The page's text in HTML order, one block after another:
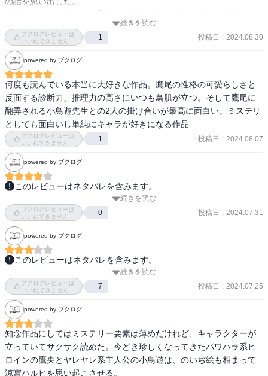
映らないから、最終的に離れ離れになる(当たり前だが)という展開に
は胸が痛んだ。
続きを読む
ブクログレビューは
いいねできません
1 投稿日 : 2024.08.30
powered by ブクログ
何度も読んでいる本当に大好きな作品。鷹尾の性格の可愛らしさと
反面する診断力、推理力の高さにいつも鳥肌が立つ。そして鷹尾に
翻弄される小鳥遊先生との2人の掛け合いが最高に面白い。ミステリ
としても面白いし単純にキャラが好きになる作品
ブクログレビューは
いいねできません
1 投稿日 : 2024.08.07
powered by ブクログ
このレビューはネタバレを含みます。
ちょっと肩透かし。
河童と人魂の正体とか、
想像妊娠tか、
病気の子供の母親が代理ミュンヒハウゼン症候群とか、
グループフルーツと薬が相性が悪いことがあるとか、
ミステリファンなら聞き覚えがあることだったので。
人物設定もあまり意外性がない。
知識は豊富で記憶力も抜群ながら、
社交性に乏しく変人の華奢で小柄な女性の主人公、
その主人公に振り回される部下は、
医学を勉強しながら空手をやっていた大男、
続きを読む
ブクログレビューは
いいねできません
0 投稿日 : 2024.07.31
powered by ブクログ
このレビューはネタバレを含みます。
「天久鷹央の推理カルテ」シリーズ1
鷹央と小鳥遊が
①深夜の公園に出現するカッパ
②深夜の病棟でナースが怯える人魂
③中絶したはずの女性が訴える見えない胎児
④検査に現れない中毒症状を抱える少年
の４つの謎を解明する。
続きを読む
ブクログレビューは
いいねできません
7 投稿日 : 2024.07.25
powered by ブクログ
知念作品にしてはミステリー要素は薄めだけれど、キャラクターが
立っていてサクサク読めた。今どき珍しくなってきたパワハラ系ヒ
ロインの鷹央とヤレヤレ系主人公の小鳥遊は、のいぢ絵も相まって
涼宮ハルヒを思い起こさせる。